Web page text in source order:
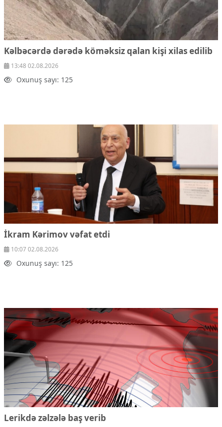
Kəlbəcərdə dərədə köməksiz qalan kişi xilas edilib
13:48 02.08.2026
Oxunuş sayı: 125
İkram Kərimov vəfat etdi
10:07 02.08.2026
Oxunuş sayı: 125
Lerikdə zəlzələ baş verib